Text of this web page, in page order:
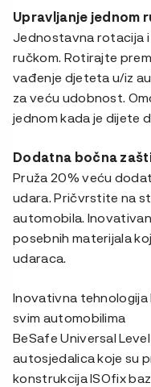
Upravljanje jednom
Jednostavna rotacija i
ručkom. Rotirajte
vađenje djeteta u/iz
za veću udobnost.
jednom kada je dijete
Dodatna bočna
Pruža 20% veću
udara. Pričvrstite na
automobila.
posebnih materijala
udaraca.
Inovativna tehnologija
svim automobilima
BeSafe Universal
autosjedalica koje su
konstrukcija ISOfix